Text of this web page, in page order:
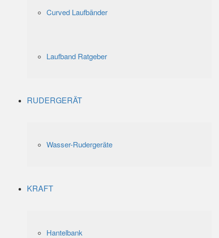
Curved Laufbänder
Laufband Ratgeber
RUDERGERÄT
Wasser-Rudergeräte
KRAFT
Hantelbank